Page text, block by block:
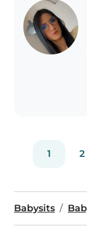
1 2
Babysits